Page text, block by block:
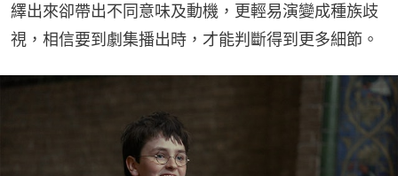
繹出來卻帶出不同意味及動機，更輕易演變成種族歧
視，相信要到劇集播出時，才能判斷得到更多細節。